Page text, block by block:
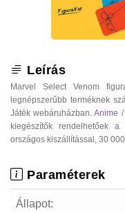
Leírás
Marvel Select Venom
legnépszerűbb terméknek
Játék webáruházban.Anime
kiegészítők rendelhetőek a
országos kiszállítással, 30
Paraméterek
Állapot: